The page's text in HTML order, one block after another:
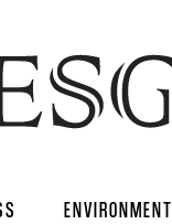
ENVIRONMENT